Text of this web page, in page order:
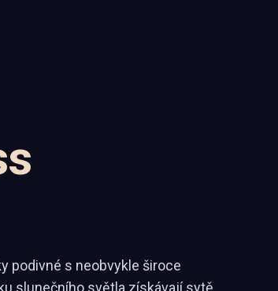
podivné s neobvykle široce
slunečního světla získávají sytě